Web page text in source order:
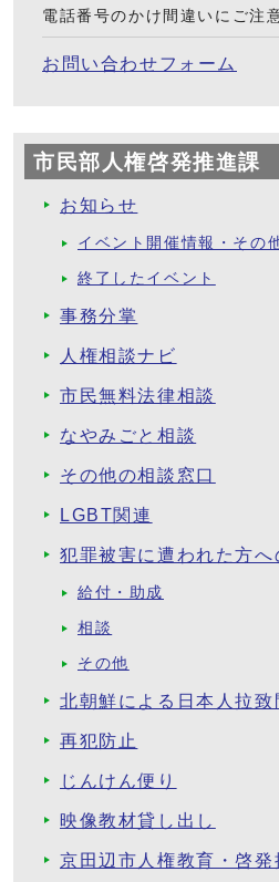
電話番号のかけ間違いにご注
お問い合わせフォーム
市民部人権啓発推進課
お知らせ
イベント開催情報・その
終了したイベント
事務分掌
人権相談ナビ
市民無料法律相談
なやみごと相談
その他の相談窓口
LGBT関連
犯罪被害に遭われた方へ
給付・助成
相談
その他
北朝鮮による日本人拉致
再犯防止
じんけん便り
映像教材貸し出し
京田辺市人権教育・啓発